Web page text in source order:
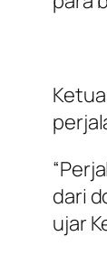
dari
ujar